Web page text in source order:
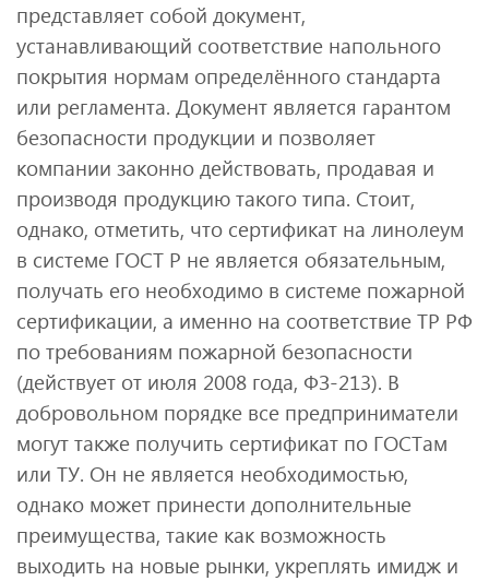
представляет собой документ,
устанавливающий соответствие напольного
покрытия нормам определённого стандарта
или регламента. Документ является гарантом
безопасности продукции и позволяет
компании законно действовать, продавая и
производя продукцию такого типа. Стоит,
однако, отметить, что сертификат на линолеум
в системе ГОСТ Р не является обязательным,
получать его необходимо в системе пожарной
сертификации, а именно на соответствие ТР РФ
по требованиям пожарной безопасности
(действует от июля 2008 года, ФЗ-213). В
добровольном порядке все предприниматели
могут также получить сертификат по ГОСТам
или ТУ. Он не является необходимостью,
однако может принести дополнительные
преимущества, такие как возможность
выходить на новые рынки, укреплять имидж и